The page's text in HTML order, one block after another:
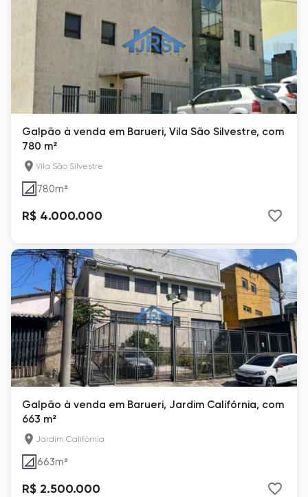
Galpão à venda em Barueri, Vila São Silvestre, com
780 m²
Vila São Silvestre
780m²
R$ 4.000.000
Galpão à venda em Barueri, Jardim Califórnia, com
663 m²
Jardim Califórnia
663m²
R$ 2.500.000